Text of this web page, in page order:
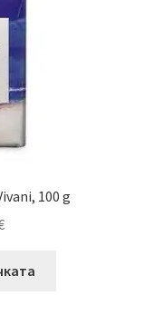
100 g